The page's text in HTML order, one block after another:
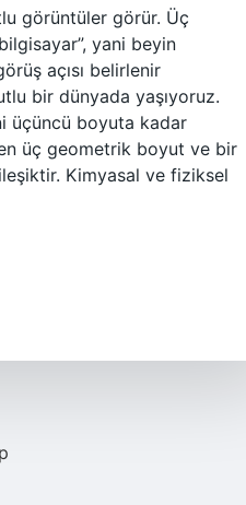
görüntüler görür. Üç
yani beyin
açısı belirlenir
bir dünyada yaşıyoruz.
üçüncü boyuta kadar
üç geometrik boyut ve bir
Kimyasal ve fiziksel